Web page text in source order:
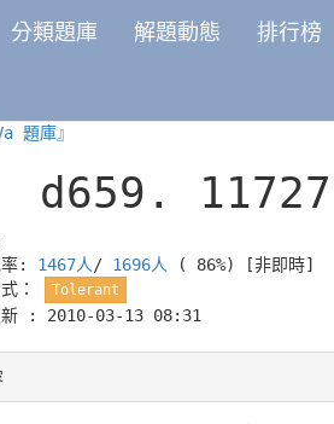
分類題庫 解題動態 排行榜
題庫』
d659.
率: 1467人 / 1696人 ( 86%)
[非即時]
：
Tolerant
新 : 2010-03-13 08:31